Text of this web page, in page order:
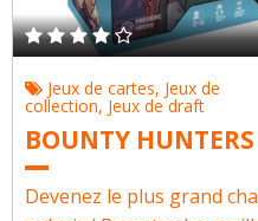
Jeux de cartes, Jeux de
collection, Jeux de draft
BOUNTY HUNTERS
Devenez le plus grand